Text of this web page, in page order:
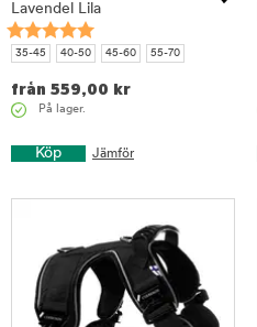
Lavendel Lila
35-45 40-50 45-60 55-70
från 559,00 kr
På lager.
Köp Jämför